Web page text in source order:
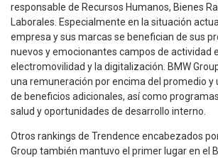
responsable de Recursos Humanos, Bienes
Laborales. Especialmente en la situación
empresa y sus marcas se benefician de sus
nuevos y emocionantes campos de actividad
electromovilidad y la digitalización. BMW
una remuneración por encima del promedio y
de beneficios adicionales, así como
salud y oportunidades de desarrollo interno.
Otros rankings de Trendence encabezados
Group también mantuvo el primer lugar en el